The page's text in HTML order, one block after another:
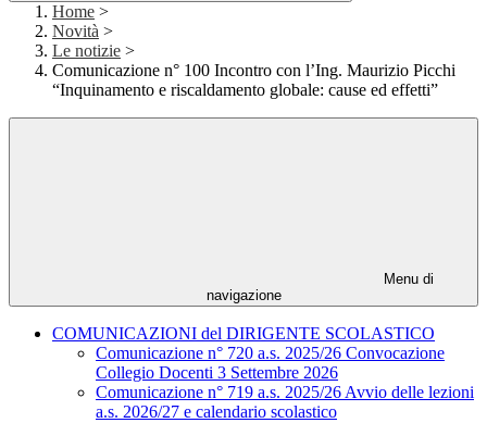
Home >
Novità >
Le notizie >
Comunicazione n° 100 Incontro con l’Ing. Maurizio Picchi
“Inquinamento e riscaldamento globale: cause ed effetti”
Menu di
navigazione
COMUNICAZIONI del DIRIGENTE SCOLASTICO
Comunicazione n° 720 a.s. 2025/26 Convocazione
Collegio Docenti 3 Settembre 2026
Comunicazione n° 719 a.s. 2025/26 Avvio delle lezioni
a.s. 2026/27 e calendario scolastico